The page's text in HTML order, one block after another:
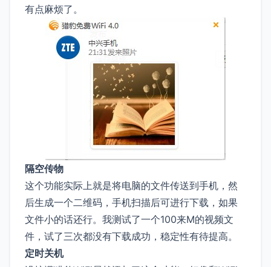
有点麻烦了。
隔空传物
这个功能实际上就是将电脑的文件传送到手机，然
后生成一个二维码，手机扫描后可进行下载，如果
文件小的话还行。我测试了一个100来M的视频文
件，试了三次都没有下载成功，稳定性有待提高。
定时关机